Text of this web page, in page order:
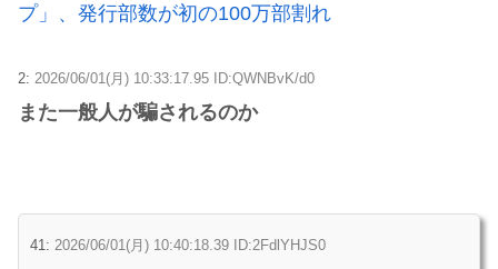
プ」、発行部数が初の100万部割れ
2: 2026/06/01(月) 10:33:17.95 ID:QWNBvK/d0
また一般人が騙されるのか
41: 2026/06/01(月) 10:40:18.39 ID:2FdlYHJS0